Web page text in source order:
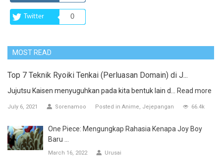
Twitter 0
MOST READ
Top 7 Teknik Ryoiki Tenkai (Perluasan Domain) di J...
Jujutsu Kaisen menyuguhkan pada kita bentuk lain d... Read more
July 6, 2021 Sorenamoo Posted in Anime Jejepangan 66.4k
One Piece: Mengungkap Rahasia Kenapa Joy Boy
Baru ...
March 16, 2022 Urusai